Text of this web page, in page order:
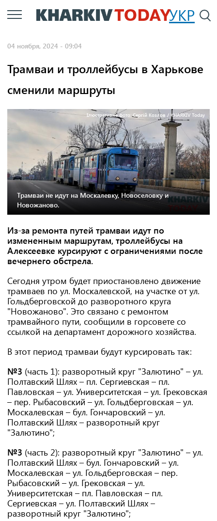
Перейти
к
УКР
04 ноября, 2024 - 09:04
Трамваи и троллейбусы в Харькове
сменили маршруты
Ілюстративне фото: Сергій Козлов / KHARKIV Today
Трамваи не идут на Москалевку, Новоселовку и
Новожаново.
Из-за ремонта путей трамваи идут по
измененным маршрутам, троллейбусы на
Алексеевке курсируют с ограничениями после
вечернего обстрела.
Сегодня утром будет приостановлено движение
трамваев по ул. Москалевской, на участке от ул.
Гольдберговской до ​​разворотного круга
"Новожаново". Это связано с ремонтом
трамвайного пути, сообщили в горсовете со
ссылкой на департамент дорожного хозяйства.
В этот период трамваи будут курсировать так:
№3 (часть 1): разворотный круг "Залютино" – ул.
Полтавский Шлях – пл. Сергиевская – пл.
Павловская – ул. Университетская – ул. Грековская
– пер. Рыбасовский – ул. Гольдберговская – ул.
Москалевская – бул. Гончаровский – ул.
Полтавский Шлях – разворотный круг
"Залютино";
№3 (часть 2): разворотный круг "Залютино" – ул.
Полтавский Шлях – бул. Гончаровский – ул.
Москалевская – ул. Гольдберговская – пер.
Рыбасовский – ул. Грековская – ул.
Университетская – пл. Павловская – пл.
Сергиевская – ул. Полтавский Шлях –
разворотный круг "Залютино";